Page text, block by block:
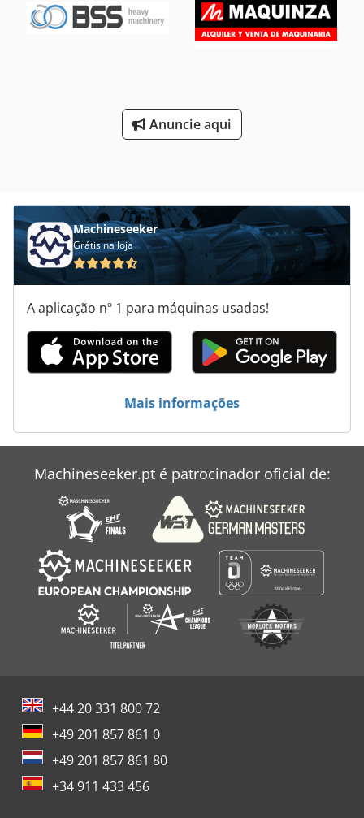
a componentes e engenharia industriais. Capacidade Total
de Refrigeração: 172 kW Unidade de compressor incluída:
4 ventiladores e fluxo de ar de 130.000 m3/h. ATENÇÃO!
Remoção e transporte não incluídos no preço. Sujeito a
Anuncie aqui
Machineseeker
Grátis na loja
A aplicação nº 1 para máquinas usadas!
Mais informações
Machineseeker.pt é patrocinador oficial de:
+44 20 331 800 72
+49 201 857 861 0
+49 201 857 861 80
+34 911 433 456